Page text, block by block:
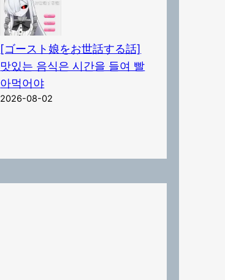
[ゴースト娘をお世話する話]
맛있는 음식은 시간을 들여 빨
아먹어야
2026-08-02